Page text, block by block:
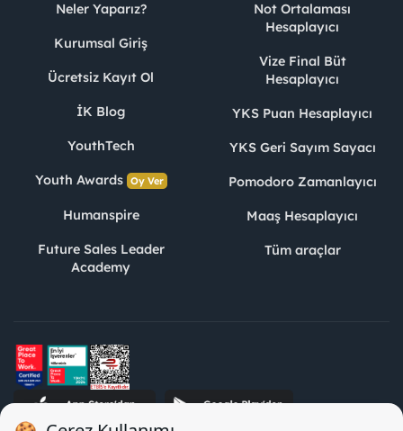
Neler Yaparız?
Kurumsal Giriş
Ücretsiz Kayıt Ol
İK Blog
YouthTech
Youth Awards Oy Ver
Humanspire
Future Sales Leader
Academy
Not Ortalaması
Hesaplayıcı
Vize Final Büt
Hesaplayıcı
YKS Puan Hesaplayıcı
YKS Geri Sayım Sayacı
Pomodoro Zamanlayıcı
Maaş Hesaplayıcı
Tüm araçlar